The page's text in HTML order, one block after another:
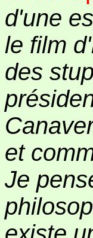
d'une
le film
des
et
Je